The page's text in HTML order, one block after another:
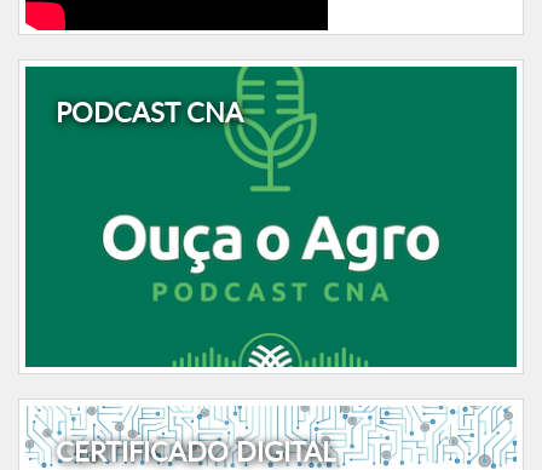
PODCAST CNA
CERTIFICADO DIGITAL